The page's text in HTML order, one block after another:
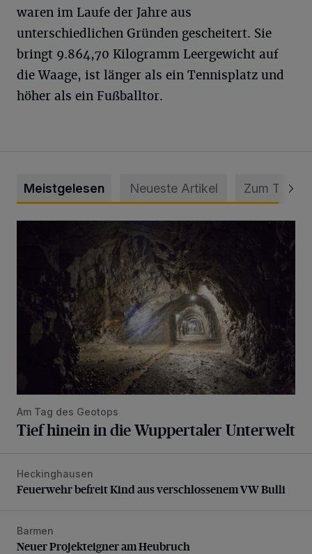
waren im Laufe der Jahre aus
unterschiedlichen Gründen gescheitert. Sie
bringt 9.864,70 Kilogramm Leergewicht auf
die Waage, ist länger als ein Tennisplatz und
höher als ein Fußballtor.
Meistgelesen Neueste Artikel Zum Thema
Am Tag des Geotops
Tief hinein in die Wuppertaler Unterwelt
Feuerwehr befreit Kind aus verschlossenem VW Bulli
Heckinghausen
Feuerwehr befreit Kind aus verschlossenem VW Bulli
Neuer Projekteigner am Heubruch
Barmen
Neuer Projekteigner am Heubruch